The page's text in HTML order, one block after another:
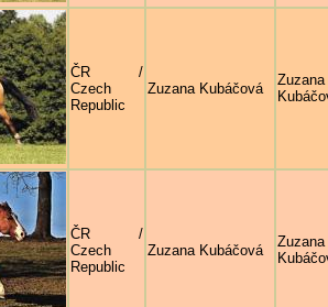
ČR /
Czech
Republic
Zuzana Kubáčová
Zuzana
ČR /
Czech
Republic
Zuzana Kubáčová
Zuzana